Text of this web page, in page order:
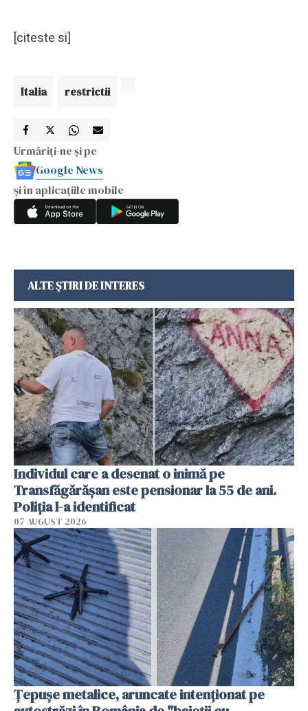
[citeste si]
Italia restrictii
Urmăriți-ne și pe
Google News
și în aplicațiile mobile
ALTE ȘTIRI DE INTERES
Individul care a desenat o inimă pe
Transfăgărășan este pensionar la 55 de ani.
Poliția l-a identificat
07 AUGUST 2026
Țepușe metalice, aruncate intenționat pe